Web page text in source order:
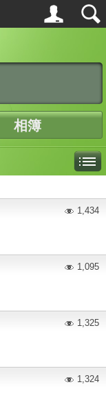
相簿
1,434
1,095
1,325
1,324